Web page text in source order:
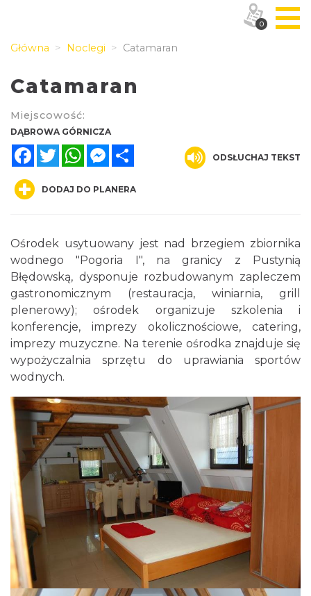
Główna Noclegi Catamaran
Catamaran
Miejscowość:
DĄBROWA GÓRNICZA
FacebookTwitterWhatsAppMessenger
ODSŁUCHAJ TEKST
DODAJ DO PLANERA
Ośrodek usytuowany jest nad brzegiem zbiornika
wodnego "Pogoria I", na granicy z Pustynią
Błędowską, dysponuje rozbudowanym zapleczem
gastronomicznym (restauracja, winiarnia, grill
plenerowy); ośrodek organizuje szkolenia i
konferencje, imprezy okolicznościowe, catering,
imprezy muzyczne. Na terenie ośrodka znajduje się
wypożyczalnia sprzętu do uprawiania sportów
wodnych.
0